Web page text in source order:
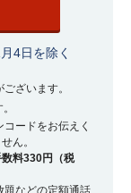
4日を除く
ざいます。
ードをお伝えく
ん。
料330円（税
などの定額通話